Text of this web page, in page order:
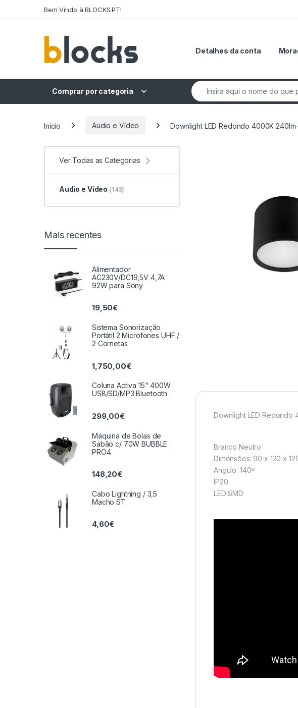
Bem Vindo à BLOCKS.PT!
Detalhes da conta
Comprar por categoria
Search for:
Início Audio e Vídeo Downlight LED Redondo 4000K 240lm
Downlight LED Redondo
Branco Neutro
Dimensões: 90 x 120 x
Angulo: 140º
IP20
LED SMD
Ver Todas as Categorias
Audio e Vídeo (143)
Mais recentes
Alimentador
AC230V/DC19,5V 4,7A
92W para Sony
19,50€
Sistema Sonorização
Portátil 2 Microfones UHF /
2 Cornetas
1,750,00€
Coluna Activa 15" 400W
USB/SD/MP3 Bluetooth
299,00€
Máquina de Bolas de
Sabão c/ 70W BUBBLE
PRO4
148,20€
Cabo Lightning / 3,5
Macho ST
4,60€